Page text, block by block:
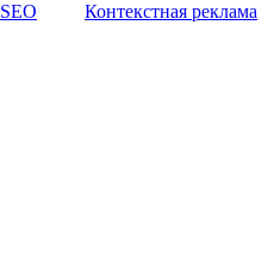
SEO Контекстная реклама